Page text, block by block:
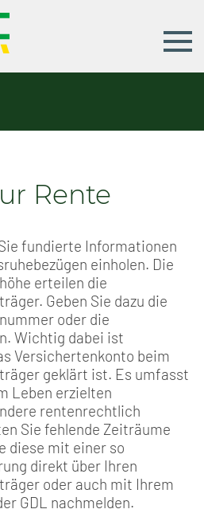
Rente
fundierte Informationen
einholen. Die
erteilen die
Geben Sie dazu die
oder die
Wichtig dabei ist
Versichertenkonto beim
geklärt ist. Es umfasst
Leben erzielten
rentenrechtlich
Sie fehlende Zeiträume
diese mit einer so
direkt über Ihren
oder auch mit Ihrem
GDL nachmelden.